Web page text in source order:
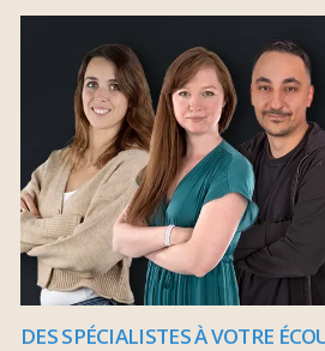
Matthieu
Expert escalade/
"Mieux vaut être bien informé sur le
d’alpinisme. Casque, baudrier,
chaussons, je suis là pour vous
assurera votre sécurité. Appelez-
DES SPÉCIALISTES À VOTRE